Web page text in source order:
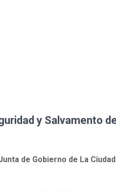
y Salvamento
de Gobierno de La